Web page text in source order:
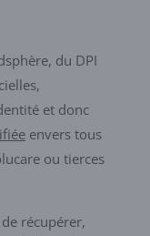
du DPI
et donc
envers tous
ou tierces
récupérer,